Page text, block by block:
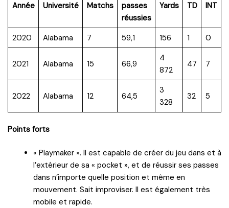
Année Université Matchs
passes
réussies
Yards TD INT
2020 Alabama 7 59,1 156 1 0
2021 Alabama 15 66,9
4
872
47 7
2022 Alabama 12 64,5
3
328
32 5
Points forts
« Playmaker ». Il est capable de créer du jeu dans et à
l’extérieur de sa « pocket », et de réussir ses passes
dans n’importe quelle position et même en
mouvement. Sait improviser. Il est également très
mobile et rapide.